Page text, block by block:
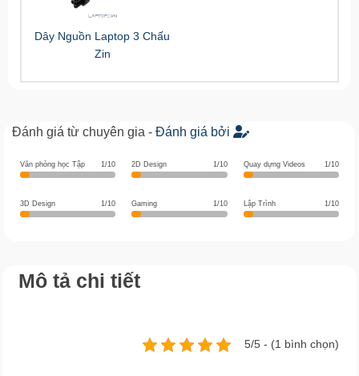
Dây Nguồn Laptop 3 Chấu
Zin
Đánh giá từ chuyên gia - Đánh giá bởi
Văn phòng học Tập 1/10 2D Design 1/10 Quay dựng Videos 1/10
3D Design 1/10 Gaming 1/10 Lập Trình 1/10
Mô tả chi tiết
5/5 - (1 bình chọn)